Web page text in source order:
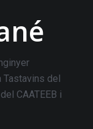
Tastavins del
CAATEEB i